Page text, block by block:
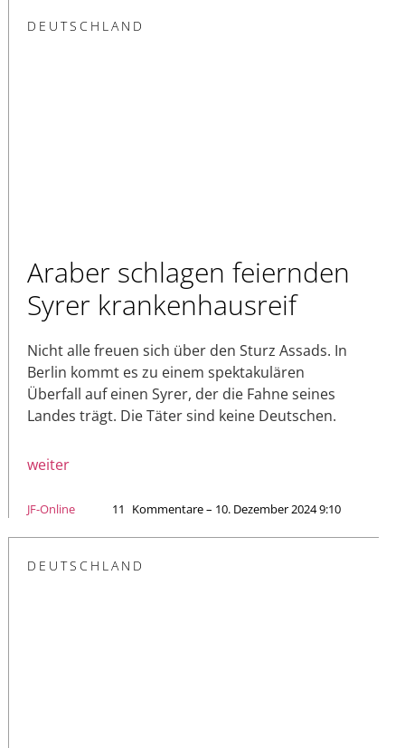
DEUTSCHLAND
Araber schlagen feiernden
Syrer krankenhausreif
Nicht alle freuen sich über den Sturz Assads. In
Berlin kommt es zu einem spektakulären
Überfall auf einen Syrer, der die Fahne seines
Landes trägt. Die Täter sind keine Deutschen.
weiter
JF-Online 11 Kommentare – 10. Dezember 2024 9:10
DEUTSCHLAND